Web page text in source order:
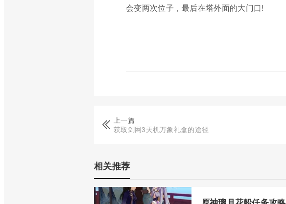
会变两次位子，最后在塔外面的大门口!
上一篇
获取剑网3天机万象礼盒的途径
相关推荐